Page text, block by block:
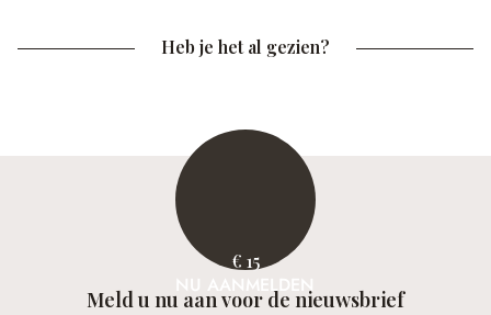
Heb je het al gezien?
€ 15
NU AANMELDEN
Meld u nu aan voor de nieuwsbrief